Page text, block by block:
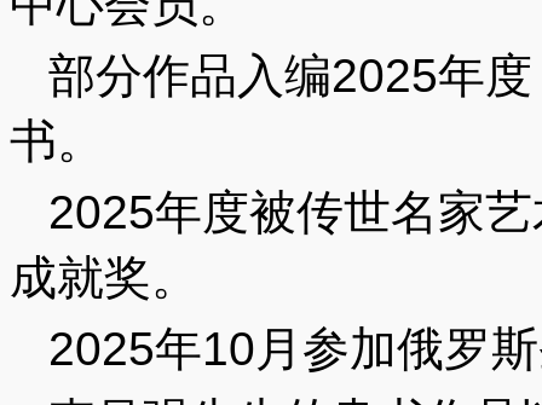
部分作品入编2025年
书。
2025年度被传世名家
成就奖。
2025年10月参加俄罗